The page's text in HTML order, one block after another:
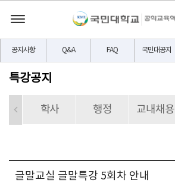
공지사항 Q&A FAQ 국민대공지
특강공지
학사 행정 교내채용
글말교실 글말특강 5회차 안내